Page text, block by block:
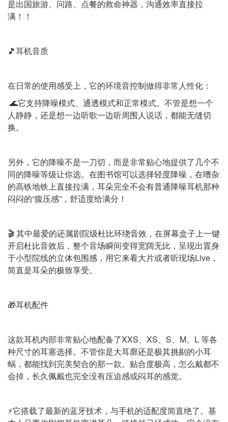
是出国旅游、问路、点餐的救命神器，沟通效率直接拉
满！！
🎵耳机音质
在日常的使用感受上，它的环境音控制做得非常人性化：
🌊它支持降噪模式、通透模式和正常模式。不管是想一个
人静静，还是想一边听歌一边听周围人说话，都能无缝切
换。
另外，它的降噪不是一刀切，而是非常贴心地提供了几个不
同的降噪等级让你选。在图书馆可以选择轻度降噪，在嘈杂
的高铁地铁上直接拉满，耳朵完全不会有普通降噪耳机那种
闷闷的“腹压感”，舒适度给满分！
🎬 其中最爱的还属剧院级杜比环绕音效，在屏幕盒子上一键
开启杜比音效后，整个音场瞬间变得宽阔无比，呈现出置身
于小型院线的立体包围感，用它来看大片或者听现场Live，
简直是耳朵的极致享受。
🎁耳机配件
这款耳机内部非常贴心地配备了XXS、XS、S、M、L 等各
种尺寸的耳塞选择。不管你是大耳廓还是极其挑剔的小耳
蜗，都能找到完美契合的那一款。贴合度极高，怎么戴都不
会掉，长久佩戴也完全没有压迫感或闷耳的感觉。
⚡它搭载了最新的蓝牙技术，与手机的适配度简直绝了。基